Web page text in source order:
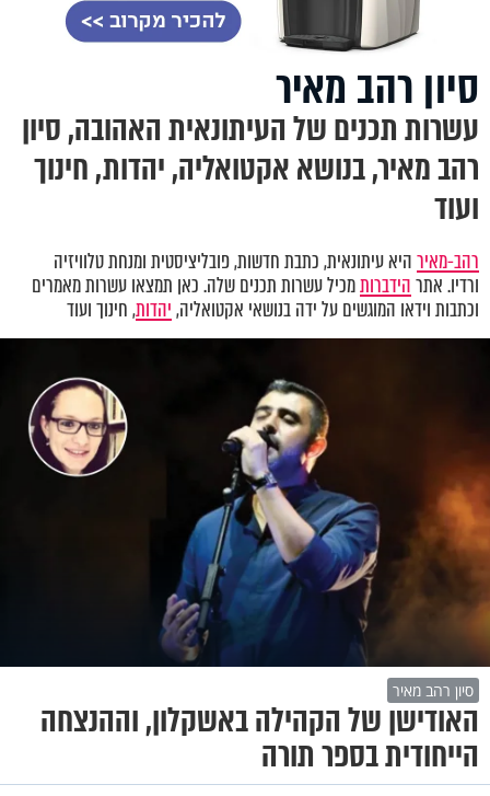
סיון רהב מאיר
עשרות תכנים של העיתונאית האהובה, סיון
רהב מאיר, בנושא אקטואליה, יהדות, חינוך
ועוד
רהב-מאירהיא עיתונאית, כתבת חדשות, פובליציסטית ומנחת טלוויזיה
ורדיו. אתרהידברותמכיל עשרות תכנים שלה. כאן תמצאו עשרות מאמרים
וכתבות וידאו המוגשים על ידה בנושאי אקטואליה,יהדות, חינוך ועוד
סיון רהב מאיר
האודישן של הקהילה באשקלון, וההנצחה
הייחודית בספר תורה